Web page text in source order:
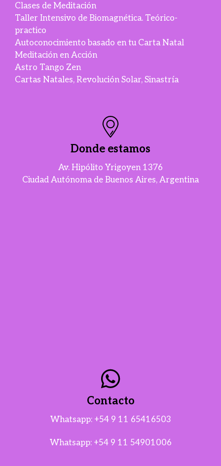
Clases de Meditación
Taller Intensivo de Biomagnética. Teórico-
practico
Autoconocimiento basado en tu Carta Natal
Meditación en Acción
Astro Tango Zen
Cartas Natales, Revolución Solar, Sinastría
Donde estamos
Av. Hipólito Yrigoyen 1376
Ciudad Autónoma de Buenos Aires, Argentina
Contacto
Whatsapp: +54 9 11 65416503
Whatsapp: +54 9 11 54901006